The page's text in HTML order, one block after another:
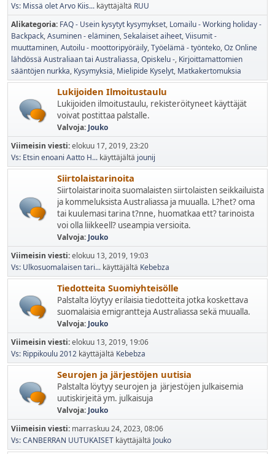
Vs: Missä olet Arvo Kiis... käyttäjältä RUU
Alikategoria FAQ - Usein kysytyt kysymykset Lomailu - Working holiday -
Backpack Asuminen - eläminen Sekalaiset aiheet Viisumit -
muuttaminen Autoilu - moottoripyöräily Työelämä - työnteko Oz Online
lähdössä Australiaan tai Australiassa Opiskelu - Kirjoittamattomien
sääntöjen nurkka Kysymyksiä Mielipide Kyselyt Matkakertomuksia
Lukijoiden Ilmoitustaulu
Lukijoiden ilmoitustaulu, rekisteröityneet käyttäjät
voivat postittaa palstalle.
Valvoja: Jouko
Viimeisin viesti:elokuu 17, 2019, 23:20
Vs: Etsin enoani Aatto H... käyttäjältä jounij
Siirtolaistarinoita
Siirtolaistarinoita suomalaisten siirtolaisten seikkailuista
ja kommeluksista Australiassa ja muualla. L?het? oma
tai kuulemasi tarina t?nne, huomatkaa ett? tarinoista
voi olla liikkeell? useampia versioita.
Valvoja: Jouko
Viimeisin viesti:elokuu 13, 2019, 19:03
Vs: Ulkosuomalaisen tari... käyttäjältä Kebebza
Tiedotteita Suomiyhteisölle
Palstalta löytyy erilaisia tiedotteita jotka koskettava
suomalaisia emigrantteja Australiassa sekä muualla.
Valvoja: Jouko
Viimeisin viesti:elokuu 13, 2019, 19:06
Vs: Rippikoulu 2012 käyttäjältä Kebebza
Seurojen ja järjestöjen uutisia
Palstalta löytyy seurojen ja järjestöjen julkaisemia
uutiskirjeitä ym. julkaisuja
Valvoja: Jouko
Viimeisin viesti: marraskuu 24, 2023, 08:06
Vs: CANBERRAN UUTUKAISET käyttäjältä Jouko